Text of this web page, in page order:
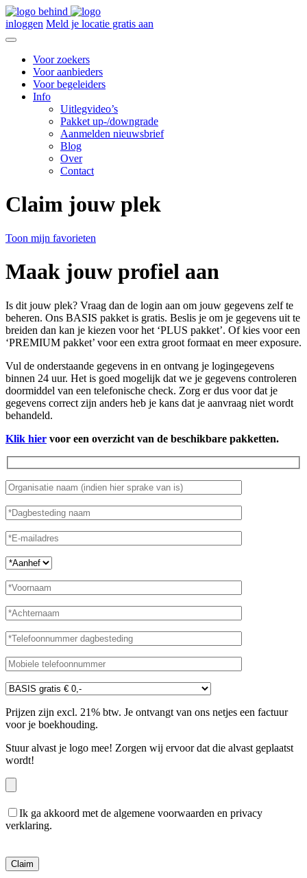
inloggen Meld je locatie gratis aan
Voor zoekers
Voor aanbieders
Voor begeleiders
Info
Uitlegvideo’s
Pakket up-/downgrade
Aanmelden nieuwsbrief
Blog
Over
Contact
Claim jouw plek
Toon mijn favorieten
Maak jouw profiel aan
Is dit jouw plek? Vraag dan de login aan om jouw gegevens zelf te
beheren. Ons BASIS pakket is gratis. Beslis je om je gegevens uit te
breiden dan kan je kiezen voor het ‘PLUS pakket’. Of kies voor een
‘PREMIUM pakket’ voor een extra groot formaat en meer exposure.
Vul de onderstaande gegevens in en ontvang je logingegevens
binnen 24 uur. Het is goed mogelijk dat we je gegevens controleren
doormiddel van een telefonische check. Zorg er dus voor dat je
gegevens correct zijn anders heb je kans dat je aanvraag niet wordt
behandeld.
Klik hier voor een overzicht van de beschikbare pakketten.
Prijzen zijn excl. 21% btw. Je ontvangt van ons netjes een factuur
voor je boekhouding.
Stuur alvast je logo mee! Zorgen wij ervoor dat die alvast geplaatst
wordt!
Ik ga akkoord met de algemene voorwaarden en privacy
verklaring.